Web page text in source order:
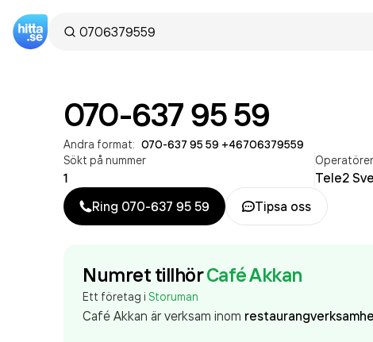
070-637 95 59
Andra format: 070-637 95 59 +46706379559
Sökt på nummer
1 Tele2
Ring 070-637 95 59 Tipsa oss
Numret tillhörCafé Akkan
Ett företag i Storuman
Café Akkan är verksam inom